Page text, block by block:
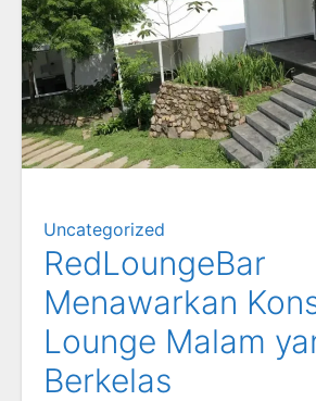
Uncategorized
RedLoungeBar
Menawarkan
Lounge Malam
Berkelas